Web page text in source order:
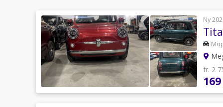
Ny
fr. 2